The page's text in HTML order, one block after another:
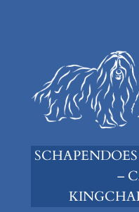
–